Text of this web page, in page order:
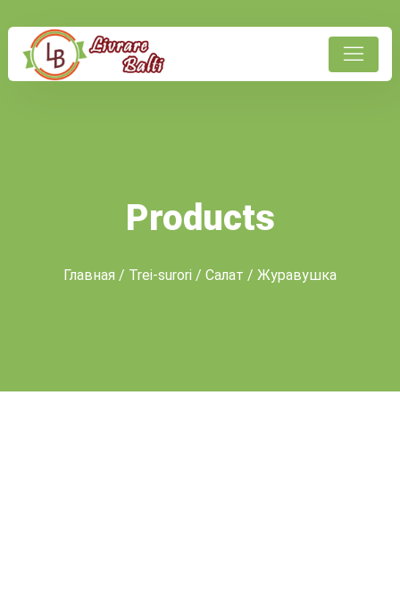
Products
Главная / Trei-surori / Салат / Журавушка